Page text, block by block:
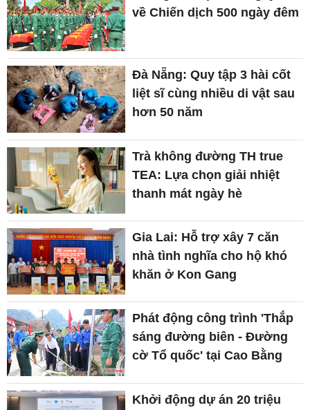
về Chiến dịch 500 ngày đêm
Đà Nẵng: Quy tập 3 hài cốt
liệt sĩ cùng nhiều di vật sau
hơn 50 năm
Trà không đường TH true
TEA: Lựa chọn giải nhiệt
thanh mát ngày hè
Gia Lai: Hỗ trợ xây 7 căn
nhà tình nghĩa cho hộ khó
khăn ở Kon Gang
Phát động công trình 'Thắp
sáng đường biên - Đường
cờ Tổ quốc' tại Cao Bằng
Khởi động dự án 20 triệu